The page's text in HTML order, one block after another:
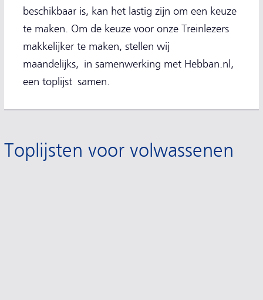
beschikbaar is, kan het lastig zijn om een keuze
te maken. Om de keuze voor onze Treinlezers
makkelijker te maken, stellen wij
maandelijks, in samenwerking met Hebban.nl,
een toplijst samen.
Toplijsten voor volwassenen